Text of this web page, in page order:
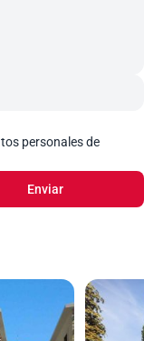
personales de
Enviar